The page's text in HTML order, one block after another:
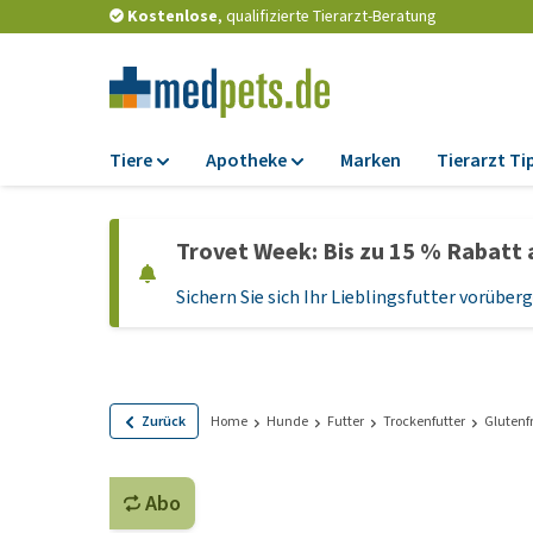
Kostenlose, qualifizierte Tierarzt-Beratung
Tiere
Trockenfutter
Nassfutter
Hundefutter
Apotheke
Zeckenschutz und
Flohmittel
Probiotika und
Marken Tierarzt
Trovet Week: Bis zu 15 %
Sichern Sie sich Ihr Lieblingsfutter
Zurück Home Hunde Futter Trockenfutter
Abo